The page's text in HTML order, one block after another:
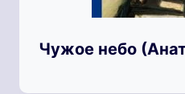
Чужое небо